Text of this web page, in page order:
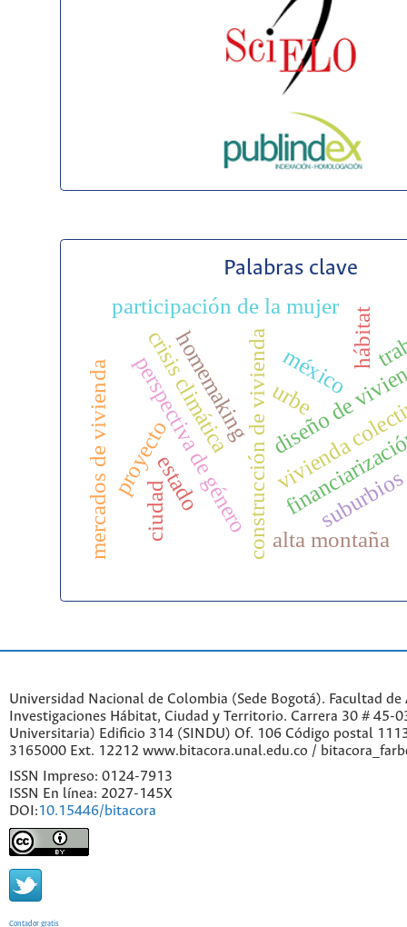
Palabras clave
construcción de viviendadiseño de
perspectiva de género
participación de la mujer
homemaking vivienda
urbe
proyecto
crisis climática
mercados de vivienda méxico
estado suburbios
hábitat
alta montaña
ciudad
Universidad Nacional de Colombia (Sede Bogotá). Facultad
Investigaciones Hábitat, Ciudad y Territorio. Carrera 30 # 45-
Universitaria) Edificio 314 (SINDU) Of. 106 Código postal
3165000 Ext. 12212 www.bitacora.unal.edu.co /
ISSN Impreso: 0124-7913
ISSN En línea: 2027-145X
DOI:10.15446/bitacora
Contador gratis